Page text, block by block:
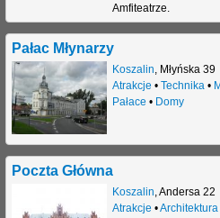
Amfiteatrze.
Pałac Młynarzy
Koszalin Młyńska 39
Atrakcje • Technika •
Pałace • Domy
Poczta Główna
Koszalin Andersa 22
Atrakcje •Architektura